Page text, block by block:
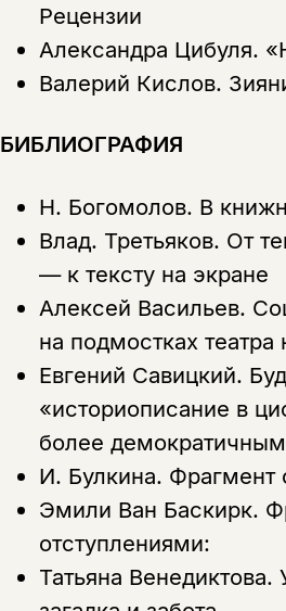
Рецензии
Александра Цибуля.
Валерий Кислов.
БИБЛИОГРАФИЯ
Н. Богомолов. В
Влад. Третьяков. От
— к тексту на экране
Алексей Васильев.
на подмостках
Евгений Савицкий.
«историописание в
более
И. Булкина. Фрагмент
Эмили Ван Баскирк.
отступлениями:
Татьяна Венедиктова.